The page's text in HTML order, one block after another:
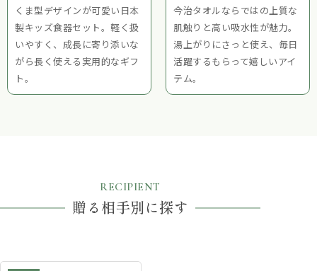
くま型デザインが可愛い日本
製キッズ食器セット。軽く扱
いやすく、成長に寄り添いな
がら長く使える実用的なギフ
ト。
今治タオルならではの上質な
肌触りと高い吸水性が魅力。
湯上がりにさっと使え、毎日
活躍するもらって嬉しいアイ
テム。
RECIPIENT
贈る相手別に探す